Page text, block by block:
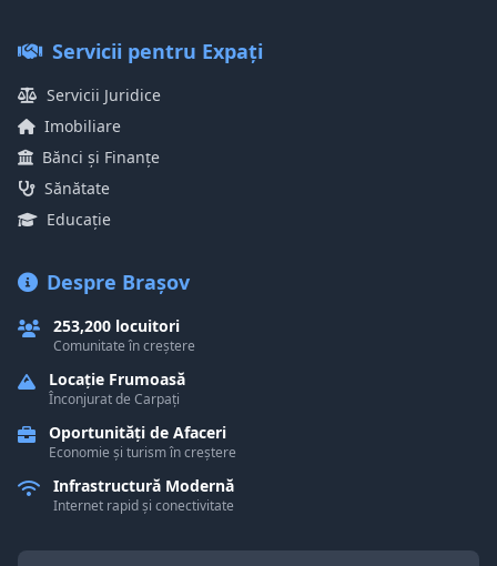
Servicii pentru Expați
Servicii Juridice
Imobiliare
Bănci și Finanțe
Sănătate
Educație
Despre Brașov
253,200 locuitori
Comunitate în creștere
Locație Frumoasă
Înconjurat de Carpați
Oportunități de Afaceri
Economie și turism în creștere
Infrastructură Modernă
Internet rapid și conectivitate